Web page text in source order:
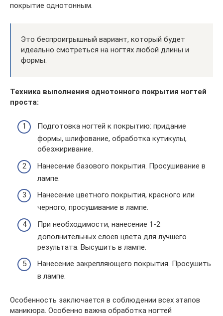
покрытие однотонным.
Это беспроигрышный вариант, который будет
идеально смотреться на ногтях любой длины и
формы.
Техника выполнения однотонного покрытия ногтей
проста:
Подготовка ногтей к покрытию: придание
формы, шлифование, обработка кутикулы,
обезжиривание.
Нанесение базового покрытия. Просушивание в
лампе.
Нанесение цветного покрытия, красного или
черного, просушивание в лампе.
При необходимости, нанесение 1-2
дополнительных слоев цвета для лучшего
результата. Высушить в лампе.
Нанесение закрепляющего покрытия. Просушить
в лампе.
Особенность заключается в соблюдении всех этапов
маникюра. Особенно важна обработка ногтей